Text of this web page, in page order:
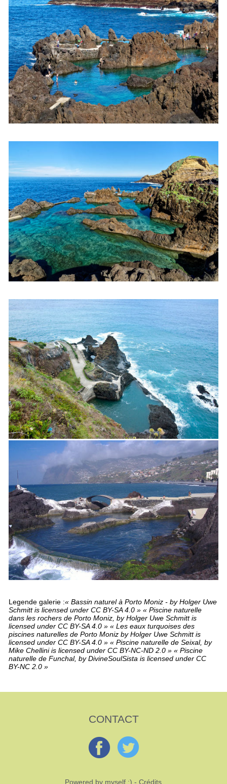
Legende galerie :« Bassin naturel à Porto Moniz - by Holger Uwe
Schmitt is licensed under CC BY-SA 4.0 » « Piscine naturelle
dans les rochers de Porto Moniz, by Holger Uwe Schmitt is
licensed under CC BY-SA 4.0 » « Les eaux turquoises des
piscines naturelles de Porto Moniz by Holger Uwe Schmitt is
licensed under CC BY-SA 4.0 » « Piscine naturelle de Seixal, by
Mike Chellini is licensed under CC BY-NC-ND 2.0 » « Piscine
naturelle de Funchal, by DivineSoulSista is licensed under CC
BY-NC 2.0 »
CONTACT
Powered by myself :) -Crédits